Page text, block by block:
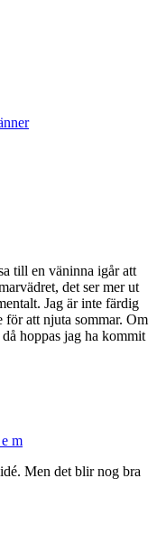
till en väninna igår att
det ser mer ut
Jag är inte färdig
att njuta sommar. Om
hoppas jag ha kommit
m
Men det blir nog bra